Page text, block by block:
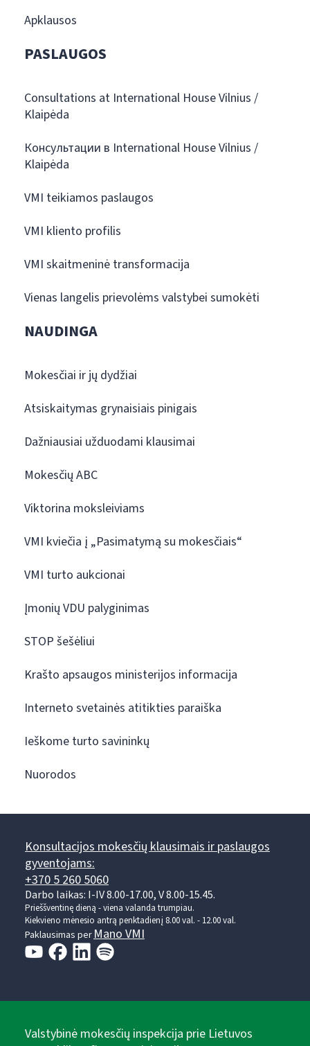
Apklausos
PASLAUGOS
Consultations at International House Vilnius /
Klaipėda
Консультации в International House Vilnius /
Klaipėda
VMI teikiamos paslaugos
VMI kliento profilis
VMI skaitmeninė transformacija
Vienas langelis prievolėms valstybei sumokėti
NAUDINGA
Mokesčiai ir jų dydžiai
Atsiskaitymas grynaisiais pinigais
Dažniausiai užduodami klausimai
Mokesčių ABC
Viktorina moksleiviams
VMI kviečia į „Pasimatymą su mokesčiais“
VMI turto aukcionai
Įmonių VDU palyginimas
STOP šešėliui
Krašto apsaugos ministerijos informacija
Interneto svetainės atitikties paraiška
Ieškome turto savininkų
Nuorodos
Konsultacijos mokesčių klausimais ir paslaugos
gyventojams:
+370 5 260 5060
Darbo laikas: I-IV 8.00-17.00, V 8.00-15.45.
Prieššventinę dieną - viena valanda trumpiau.
Kiekvieno mėnesio antrą penktadienį 8.00 val. - 12.00 val.
Paklausimas perMano VMI
Valstybinė mokesčių inspekcija prie Lietuvos